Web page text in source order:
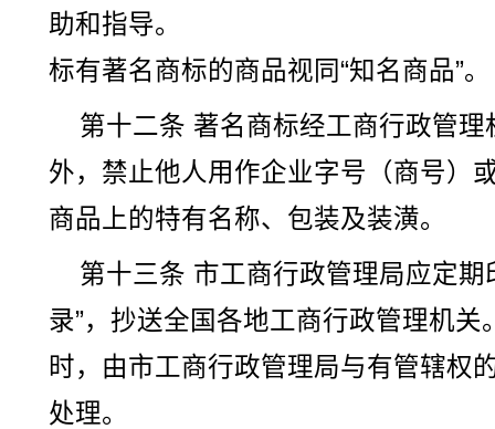
助和指导。
标有著名商标的商品视同“知名商品”。
第十二条 著名商标经工商行政管
外，禁止他人用作企业字号（商号）
商品上的特有名称、包装及装潢。
第十三条 市工商行政管理局应定期
录”，抄送全国各地工商行政管理机
时，由市工商行政管理局与有管辖权
处理。